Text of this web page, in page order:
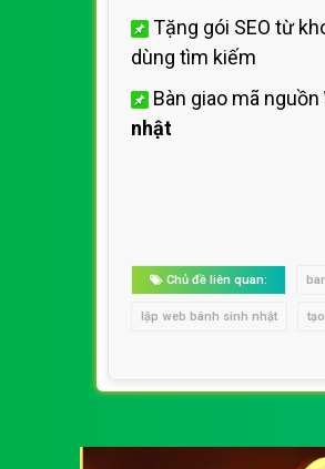
Tặng gói SEO từ
dùng tìm kiếm
Bàn giao mã nguồn
nhật
Chủ đề liên quan:
lập web bánh sinh nhật